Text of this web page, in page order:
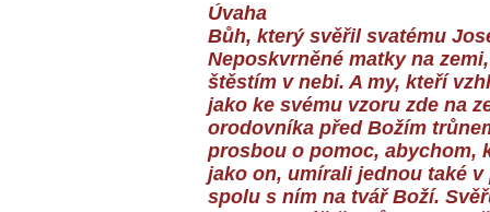
Úvaha
Bůh, který svěřil svatému
Neposkvrněné matky na
štěstím v nebi. A my, kteří
jako ke svému vzoru zde na
orodovníka před Božím
prosbou o pomoc, abychom,
jako on, umírali jednou také
spolu s ním na tvář Boží.